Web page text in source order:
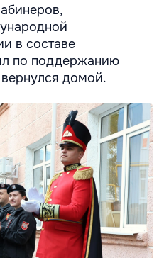
в составе
по поддержанию
домой.